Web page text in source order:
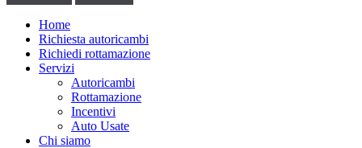
Home
Richiesta autoricambi
Richiedi rottamazione
Servizi
Autoricambi
Rottamazione
Incentivi
Auto Usate
Chi siamo